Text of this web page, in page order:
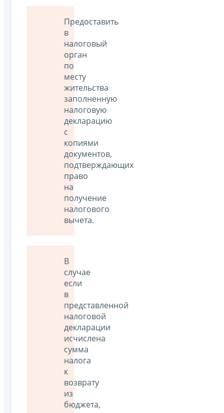
Предоставить
в
налоговый
орган
по
месту
жительства
заполненную
налоговую
декларацию
с
копиями
документов,
подтверждающих
право
на
получение
налогового
вычета.
В
случае
если
в
представленной
налоговой
декларации
исчислена
сумма
налога
к
возврату
из
бюджета,